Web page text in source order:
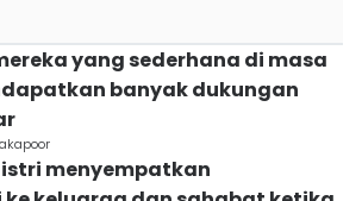
yang sederhana di masa
banyak dukungan
istri menyempatkan